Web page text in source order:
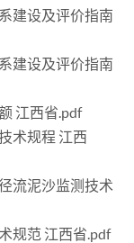
建设及评价指南
建设及评价指南
江西省.pdf
术规程 江西
流泥沙监测技术
规范 江西省.pdf